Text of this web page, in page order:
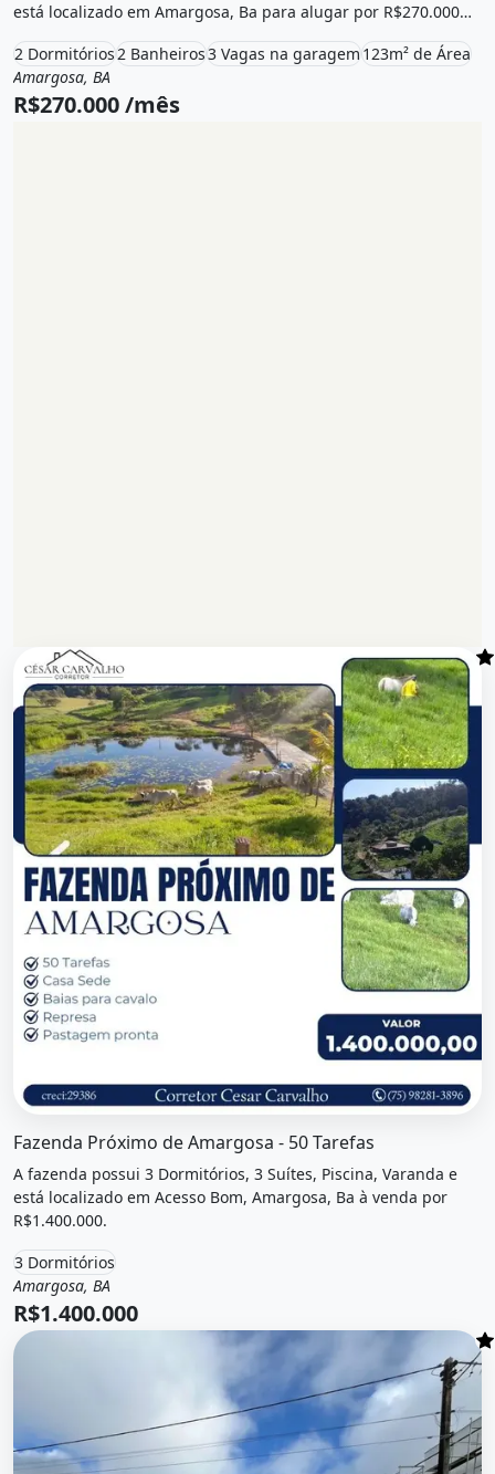
está localizado em Amargosa, Ba para alugar por R$270.000
2 Dormitórios2 Banheiros3 Vagas na garagem123m² de Área
Aluguel
Casa
Amargosa, BA
R$270.000 /mês
Fazenda Próximo de Amargosa - 50 Tarefas
A fazenda possui 3 Dormitórios, 3 Suítes, Piscina, Varanda e
está localizado em Acesso Bom, Amargosa, Ba à venda por
R$1.400.000.
3 Dormitórios
Venda
Fazenda / Sítio
Amargosa, BA
R$1.400.000